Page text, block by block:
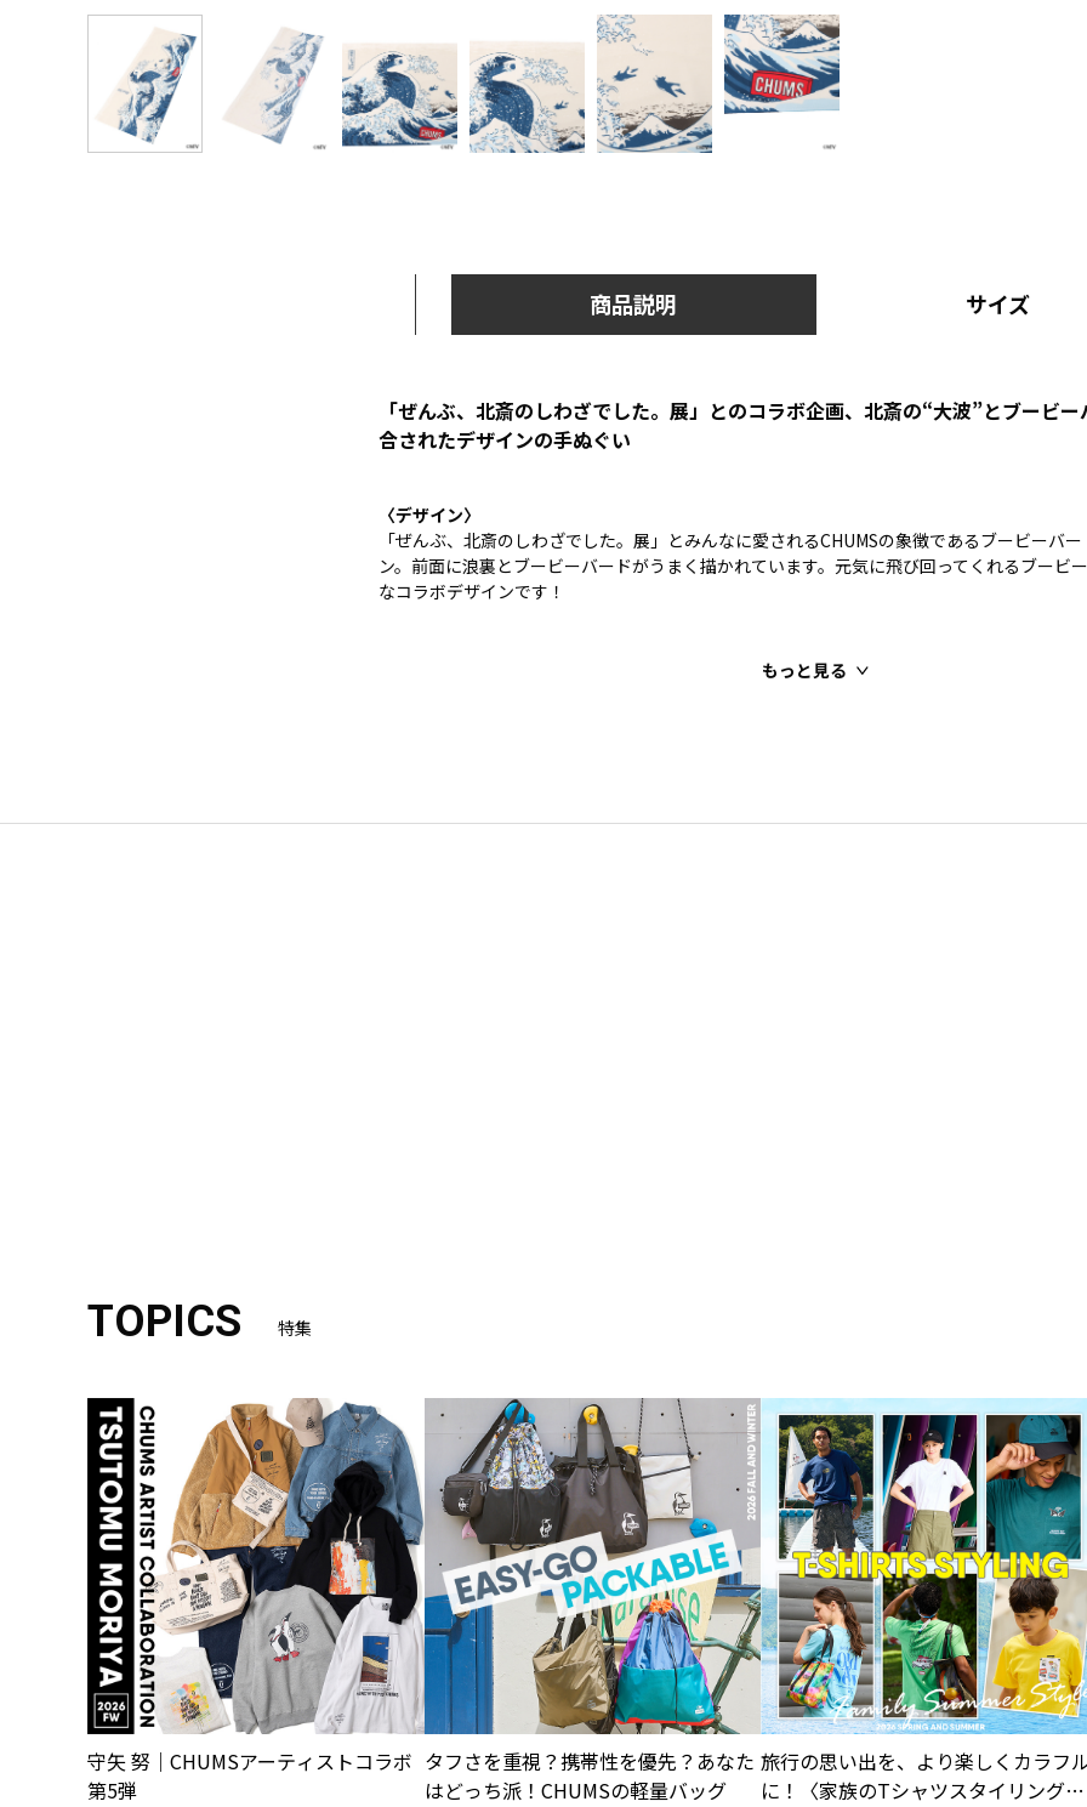
商品説明 サイズ
「ぜんぶ、北斎のしわざでした。展」とのコラボ企画、北斎の“大波”とブービ
合されたデザインの手ぬぐい
〈デザイン〉
「ぜんぶ、北斎のしわざでした。展」とみんなに愛されるCHUMSの象徴であるブービーバ
ン。前面に浪裏とブービーバードがうまく描かれています。元気に飛び回ってくれるブービ
なコラボデザインです！
もっと見る
TOPICS 特集
守矢 努｜CHUMSアーティストコラボ
第5弾
タフさを重視？携帯性を優先？あなた
はどっち派！CHUMSの軽量バッグ
旅行の思い出を、より楽しくカラフ
に！〈家族のTシャツスタイリング特